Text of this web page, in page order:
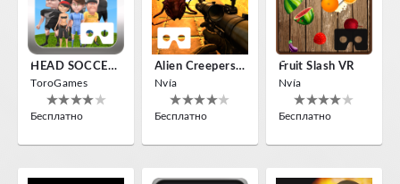
HEAD SOCCER VR
ToroGames
Бесплатно
Alien Creepers VR
Nvía
Бесплатно
Fruit Slash VR
Nvía
Бесплатно